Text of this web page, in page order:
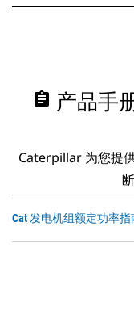
assignment 产品手
Caterpillar 为您提
Cat 发电机组额定功率指